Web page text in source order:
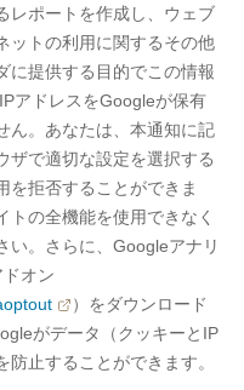
レポートを作成し、ウェブ
ットの利用に関するその他
に提供する目的でこの情報
アドレスをGoogleが保有
ん。あなたは、本通知に記
ザで適切な設定を選択する
を拒否することができま
の全機能を使用できなく
い。さらに、Googleアナリ
オン
）をダウンロード
がデータ（クッキーとIP
止することができます。